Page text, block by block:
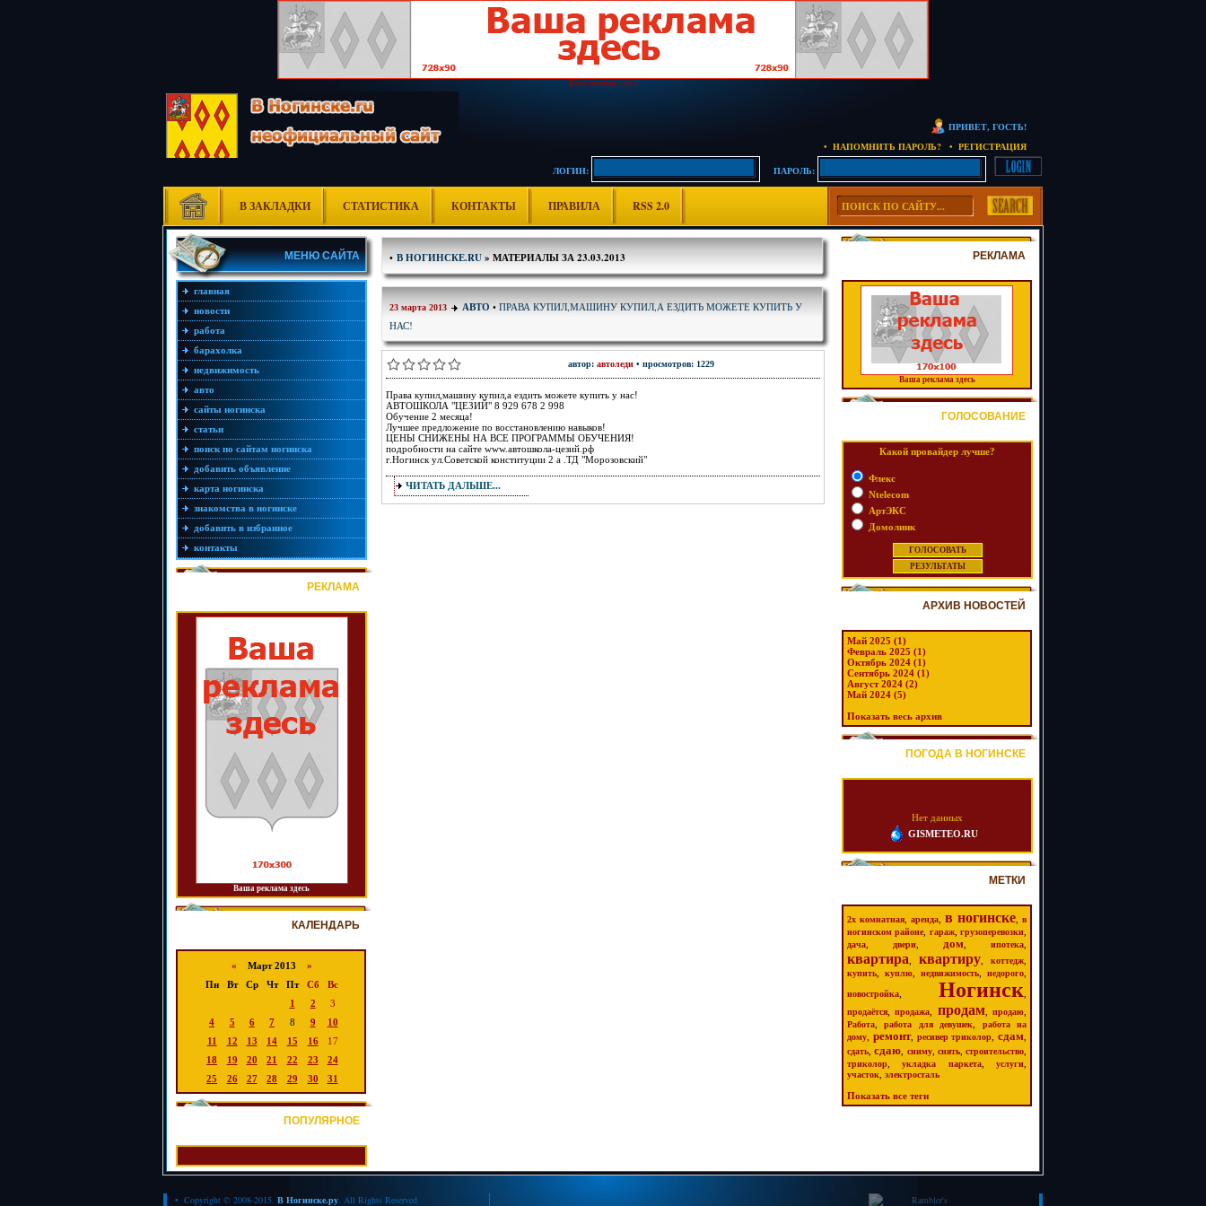
Ваша реклама здесь
ПРИВЕТ, ГОСТЬ!
• НАПОМНИТЬ ПАРОЛЬ?
• РЕГИСТРАЦИЯ
ЛОГИН:
ПАРОЛЬ:
В ЗАКЛАДКИ СТАТИСТИКА КОНТАКТЫ ПРАВИЛА RSS 2.0
МЕНЮ САЙТА
главная
новости
работа
барахолка
недвижимость
авто
сайты ногинска
статьи
поиск по сайтам ногинска
добавить объявление
карта ногинска
знакомства в ногинске
добавить в избранное
контакты
РЕКЛАМА
Ваша реклама здесь
КАЛЕНДАРЬ
« Март 2013 »
Пн
Вт Ср Чт Пт Сб
Вс
1
2
3
4
5 6 7 8 9
10
11
12 13 14 15 16
17
18
19 20 21 22 23
24
25
26 27 28 29 30 31
ПОПУЛЯРНОЕ
• В НОГИНСКЕ.RU» МАТЕРИАЛЫ ЗА 23.03.2013
23 марта 2013 АВТО • ПРАВА КУПИЛ,МАШИНУ КУПИЛ,А ЕЗДИТЬ МОЖЕТЕ КУПИТЬ У
НАС!
автор: автоледи • просмотров: 1229
Права купил,машину купил,а ездить можете купить у нас!
АВТОШКОЛА "ЦЕЗИЙ" 8 929 678 2 998
Обучение 2 месяца!
Лучшее предложение по восстановлению навыков!
ЦЕНЫ СНИЖЕНЫ НА ВСЕ ПРОГРАММЫ ОБУЧЕНИЯ!
подробности на сайте www.автошкола-цезий.рф
г.Ногинск ул.Советской конституции 2 а .ТД "Морозовский"
ЧИТАТЬ ДАЛЬШЕ...
РЕКЛАМА
Ваша реклама здесь
ГОЛОСОВАНИЕ
Какой провайдер лучше?
Флекс
Ntelecom
АртЭКС
Домолинк
АРХИВ НОВОСТЕЙ
Май 2025 (1)
Февраль 2025 (1)
Октябрь 2024 (1)
Сентябрь 2024 (1)
Август 2024 (2)
Май 2024 (5)
Показать весь архив
ПОГОДА В НОГИНСКЕ
Нет данных
GISMETEO.RU
МЕТКИ
2х комнатная аренда в ногинске
в
ногинском районе
гараж,грузоперевозки
дача двери дом ипотека
квартира квартиру коттедж
купить куплю недвижимость недорого
новостройка Ногинск
продаётся ,продажа продам,продаю
Работа ,работа для девушек
работа на
дому
ремонт, ресивер триколор сдам
сдать ,сдаю сниму, снять, строительство
триколор ,укладка паркета,услуги
участок электросталь
Показать все теги
• Copyright © 2008-2015. В Ногинске.ру. All Rights Reserved